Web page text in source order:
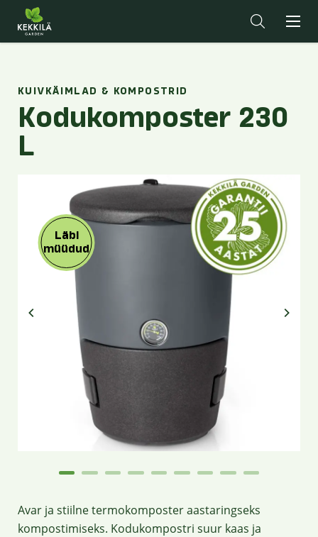
KUIVKÄIMLAD & KOMPOSTRID
Kodukomposter 230
L
Läbi
müüdud
Avar ja stiilne termokomposter aastaringseks
kompostimiseks. Kodukompostri suur kaas ja